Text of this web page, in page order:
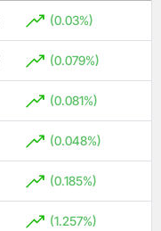
(0.03%)
(0.079%)
(0.081%)
(0.048%)
(0.185%)
(1.257%)